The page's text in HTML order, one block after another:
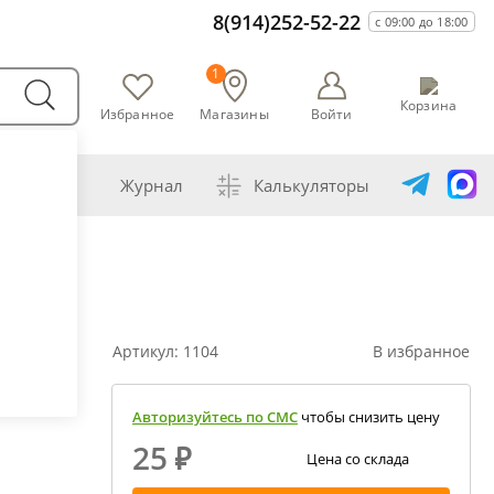
8(914)252-52-22 с 09:00 до 18:00
Избранное Магазины
1
Войти Корзина
Журнал Калькуляторы
перегонка спирта-сырца
абсолютного спирта и отбора голов
В избранное
Артикул: 1104
Авторизуйтесь по СМС чтобы снизить цену
25 ₽ Цена со склада